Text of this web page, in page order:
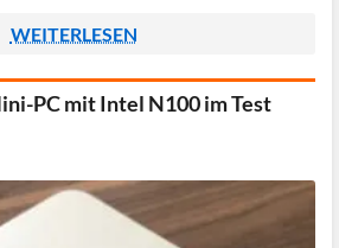
WEITERLESEN
PC mit Intel N100 im Test